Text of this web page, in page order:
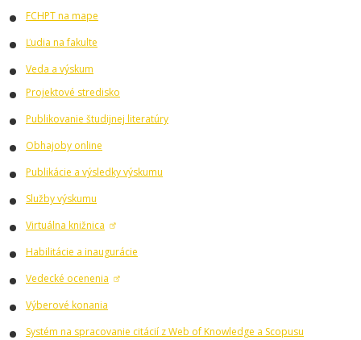
FCHPT na mape
Ľudia na fakulte
Veda a výskum
Projektové stredisko
Publikovanie študijnej literatúry
Obhajoby online
Publikácie a výsledky výskumu
Služby výskumu
Virtuálna knižnica
Habilitácie a inaugurácie
Vedecké ocenenia
Výberové konania
Systém na spracovanie citácií z Web of Knowledge a Scopusu